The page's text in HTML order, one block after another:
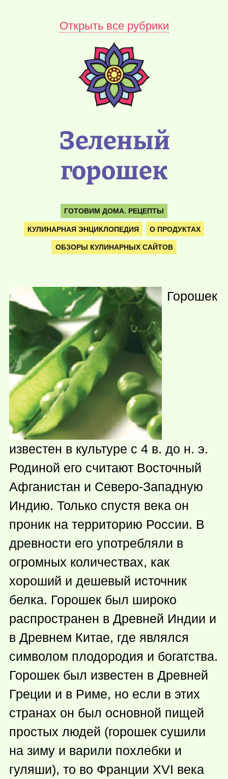
Открыть все рубрики
Зеленый
горошек
ГОТОВИМ ДОМА. РЕЦЕПТЫ
КУЛИНАРНАЯ ЭНЦИКЛОПЕДИЯ О ПРОДУКТАХ
ОБЗОРЫ КУЛИНАРНЫХ САЙТОВ
Горошек
известен в культуре с 4 в. до н. э.
Родиной его считают Восточный
Афганистан и Северо-Западную
Индию. Только спустя века он
проник на территорию России. В
древности его употребляли в
огромных количествах, как
хороший и дешевый источник
белка. Горошек был широко
распространен в Древней Индии и
в Древнем Китае, где являлся
символом плодородия и богатства.
Горошек был известен в Древней
Греции и в Риме, но если в этих
странах он был основной пищей
простых людей (горошек сушили
на зиму и варили похлебки и
гуляши), то во Франции XVI века